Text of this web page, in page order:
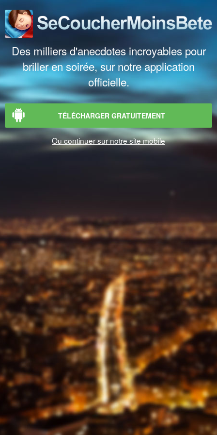
Des milliers d'anecdotes incroyables pour
briller en soirée, sur notre application
officielle.
TÉLÉCHARGER GRATUITEMENT
Ou continuer sur notre site mobile